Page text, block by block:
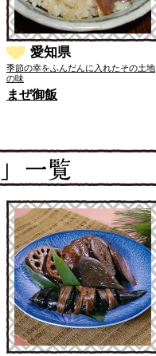
愛知県
季節の幸をふんだんに入れたその土地
の味
まぜ御飯